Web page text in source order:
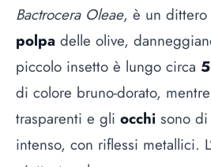
Bactrocera Oleae, è un dittero
polpa delle olive,
piccolo insetto è lungo circa
di colore bruno-dorato,
trasparenti e gli occhi sono
intenso, con riflessi metallici.